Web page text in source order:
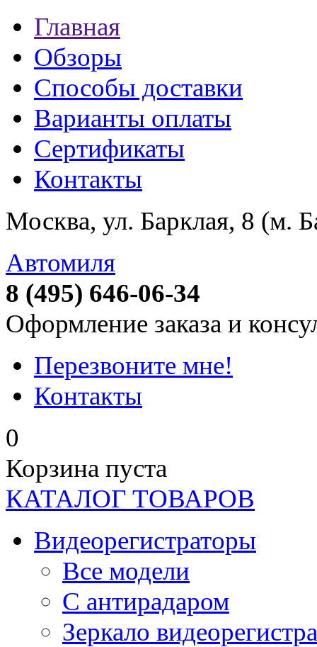
Главная
Обзоры
Способы доставки
Варианты оплаты
Сертификаты
Контакты
Москва, ул. Барклая, 8 (м.
Автомиля
8 (495) 646-06-34
Оформление заказа и
Перезвоните мне!
Контакты
0
Корзина пуста
КАТАЛОГ ТОВАРОВ
Видеорегистраторы
Все модели
C антирадаром
Зеркало